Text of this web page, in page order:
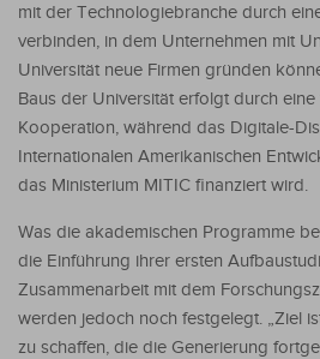
mit der Technologiebranche durch
verbinden, in dem Unternehmen mit
Universität neue Firmen gründen
Baus der Universität erfolgt durch eine
Kooperation, während das Digitale-
Internationalen Amerikanischen
das Ministerium MITIC finanziert wird.
Was die akademischen Programme
die Einführung ihrer ersten
Zusammenarbeit mit dem
werden jedoch noch festgelegt. „Ziel
zu schaffen, die die Generierung